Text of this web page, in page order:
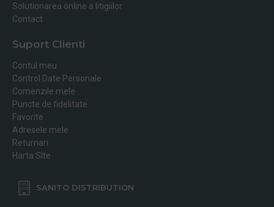
Solutionarea online a litigiilor
Contact
Suport Clienti
Contul meu
Control Date Personale
Comenzile mele
Puncte de fidelitate
Favorite
Adresele mele
Returnari
Harta SIte
SANITO DISTRIBUTION